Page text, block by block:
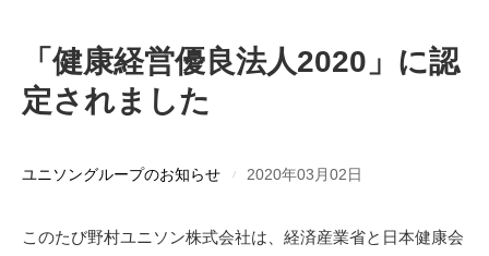
「健康経営優良法人2020」に認
定されました
ユニソングループのお知らせ 2020年03月02日
このたび野村ユニソン株式会社は、経済産業省と日本健康会